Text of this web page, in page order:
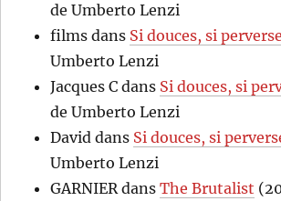
de Umberto Lenzi
films dans Si douces, si
Umberto Lenzi
Jacques C dans Si douces, si
de Umberto Lenzi
David dans Si douces, si
Umberto Lenzi
GARNIERdansThe Brutalist